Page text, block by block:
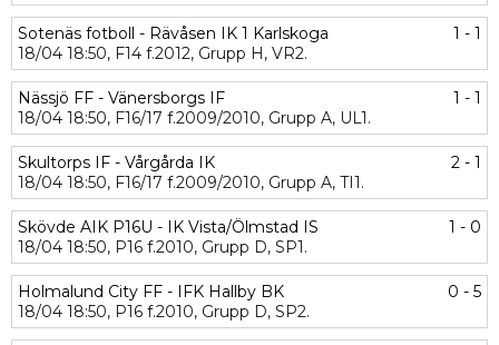
Sotenäs fotboll - Rävåsen IK 1 Karlskoga
1 - 1
18/04 18:50, F14 f.2012, Grupp H, VR2.
Nässjö FF - Vänersborgs IF
1 - 1
18/04 18:50, F16/17 f.2009/2010, Grupp A, UL1.
Skultorps IF - Vårgårda IK
2 - 1
18/04 18:50, F16/17 f.2009/2010, Grupp A, TI1.
Skövde AIK P16U - IK Vista/Ölmstad IS
1 - 0
18/04 18:50, P16 f.2010, Grupp D, SP1.
Holmalund City FF - IFK Hallby BK
0 - 5
18/04 18:50, P16 f.2010, Grupp D, SP2.